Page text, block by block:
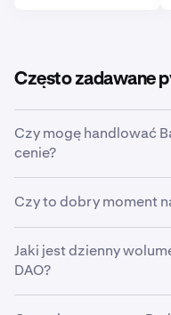
Często zadawane
Czy mogę handlować
cenie?
niestandardowe, aby
jak tylko jego cena
Czy to dobry moment
niezwykle trudne,
się na
stosując strategię
Jaki jest dzienny
DAO?